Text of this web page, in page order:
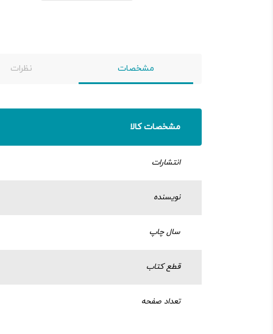
مشخصات نظرات
مشخصات کالا
انتشارات
نویسنده
سال چاپ
قطع کتاب
تعداد صفحه